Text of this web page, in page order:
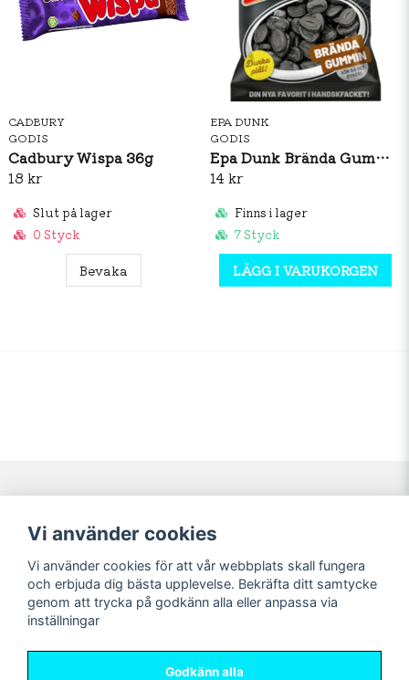
CADBURY
GODIS
Cadbury Wispa 36g
18 kr
Slut på lager
0 Styck
Bevaka
EPA DUNK
GODIS
Epa Dunk Brända Gummin 80g
14 kr
Finns i lager
7 Styck
LÄGG I VARUKORGEN
Navigering
Nyheter!
Förbeställning
Mitt konto
Logga in
Registrera dig
Glömt lösenord?
Sociala medier
Vi använder cookies
Vi använder cookies för att vår webbplats skall fungera
och erbjuda dig bästa upplevelse. Bekräfta ditt samtycke
genom att trycka på godkänn alla eller anpassa via
inställningar
Godkänn alla